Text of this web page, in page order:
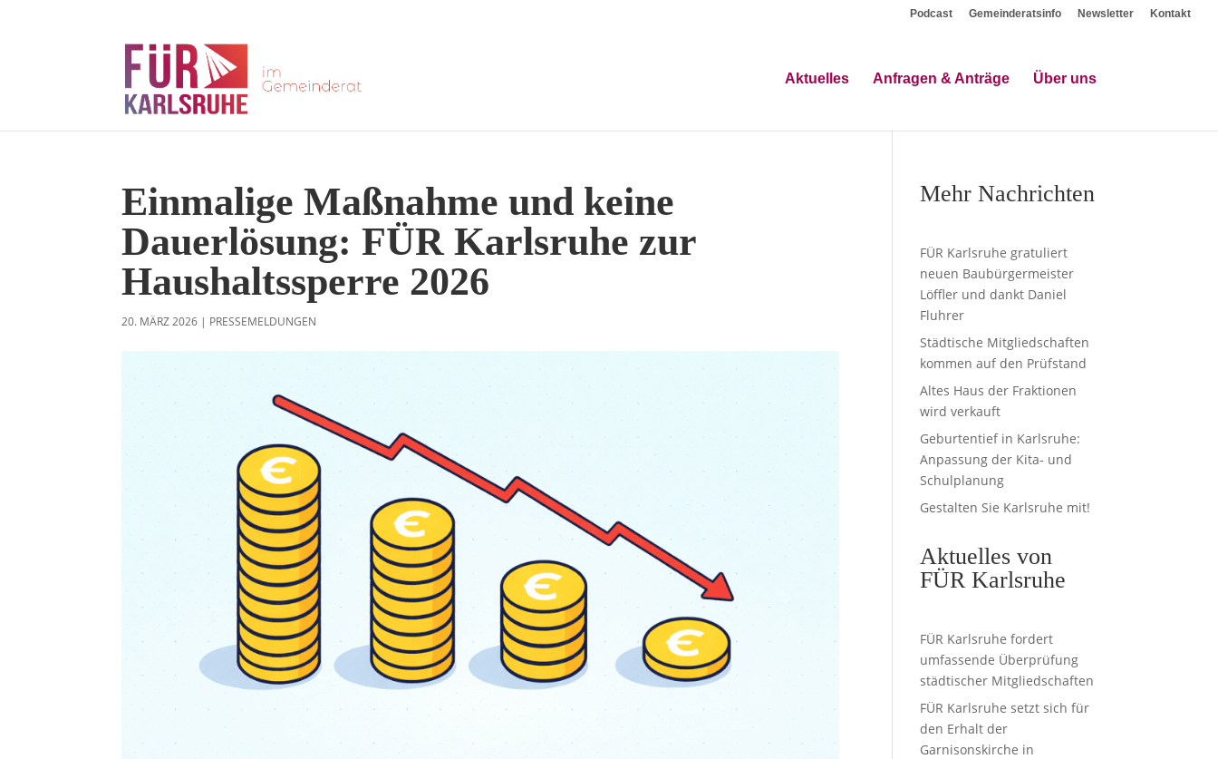
Podcast Gemeinderatsinfo Newsletter Kontakt
Aktuelles Anfragen & Anträge Über uns
Einmalige Maßnahme und keine
Dauerlösung: FÜR Karlsruhe zur
Haushaltssperre 2026
20. MÄRZ 2026 | PRESSEMELDUNGEN
Mehr Nachrichten
FÜR Karlsruhe gratuliert
neuen Baubürgermeister
Löffler und dankt Daniel
Fluhrer
Städtische Mitgliedschaften
kommen auf den Prüfstand
Altes Haus der Fraktionen
wird verkauft
Geburtentief in Karlsruhe:
Anpassung der Kita- und
Schulplanung
Gestalten Sie Karlsruhe mit!
Aktuelles von
FÜR Karlsruhe
FÜR Karlsruhe fordert
umfassende Überprüfung
städtischer Mitgliedschaften
FÜR Karlsruhe setzt sich für
den Erhalt der
Garnisonskirche in